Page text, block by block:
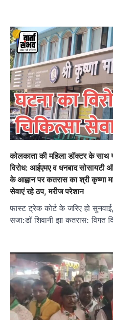
कोलकाता की महिला डॉक्टर के साथ
विरोध: आईएमए व धनबाद सोसायटी
के आह्वान पर कतरास का श्री कृष्णा
सेवाएं रहे ठप, मरीज परेशान
फास्ट ट्रेक कोर्ट के जरिए हो
सजा:डॉ शिवानी झा कतरास: विगत